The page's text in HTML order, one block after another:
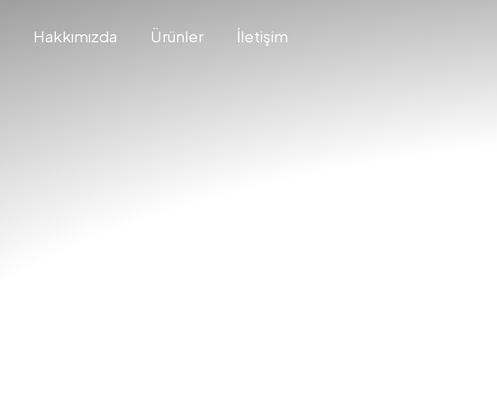
Hakkımızda Ürünler İletişim